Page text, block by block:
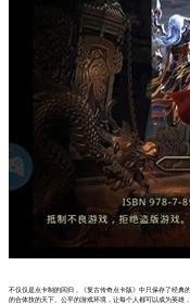
不仅仅是点卡制的回归，《复古传奇点卡版》中只保存了经典
的合体技的天下。公平的游戏环境，让每个人都可以成为英雄